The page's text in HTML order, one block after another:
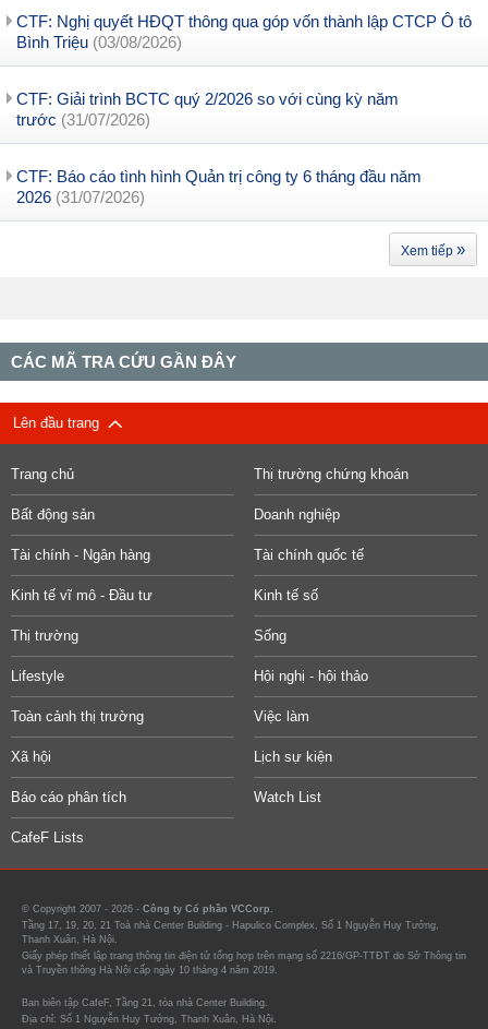
CTF: Nghị quyết HĐQT thông qua góp vốn thành lập CTCP Ô tô
Bình Triệu (03/08/2026)
CTF: Giải trình BCTC quý 2/2026 so với cùng kỳ năm
trước (31/07/2026)
CTF: Báo cáo tình hình Quản trị công ty 6 tháng đầu năm
2026 (31/07/2026)
Xem tiếp »
CÁC MÃ TRA CỨU GẦN ĐÂY
Lên đầu trang
Trang chủ
Bất động sản
Tài chính - Ngân hàng
Kinh tế vĩ mô - Đầu tư
Thị trường
Lifestyle
Toàn cảnh thị trường
Xã hội
Báo cáo phân tích
CafeF Lists
Thị trường chứng khoán
Doanh nghiệp
Tài chính quốc tế
Kinh tế số
Sống
Hội nghị - hội thảo
Việc làm
Lịch sự kiện
Watch List
© Copyright 2007 - 2026 - Công ty Cổ phần VCCorp.
Tầng 17, 19, 20, 21 Toà nhà Center Building - Hapulico Complex, Số 1 Nguyễn Huy Tưởng,
Thanh Xuân, Hà Nội.
Giấy phép thiết lập trang thông tin điện tử tổng hợp trên mạng số 2216/GP-TTĐT do Sở Thông tin
và Truyền thông Hà Nội cấp ngày 10 tháng 4 năm 2019.
Ban biên tập CafeF, Tầng 21, tòa nhà Center Building.
Địa chỉ: Số 1 Nguyễn Huy Tưởng, Thanh Xuân, Hà Nội.